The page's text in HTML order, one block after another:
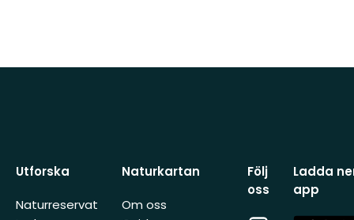
Utforska
Naturreservat
Naturkartan
Om oss
Följ
oss
Ladda
app